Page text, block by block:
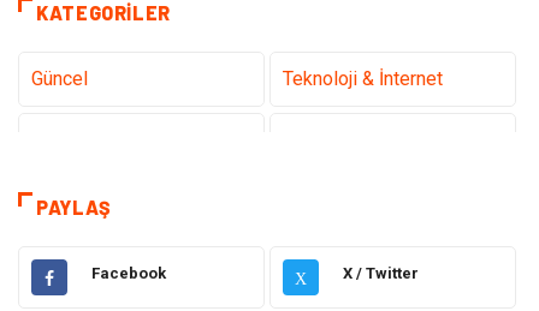
KATEGORILER
Güncel Teknoloji & İnternet
Kamera Sistemleri
Elektrik & Elektronik Gıda
PAYLAŞ
Facebook X X / Twitter